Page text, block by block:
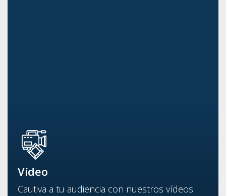
Vídeo
Cautiva a tu audiencia con nuestros vídeos